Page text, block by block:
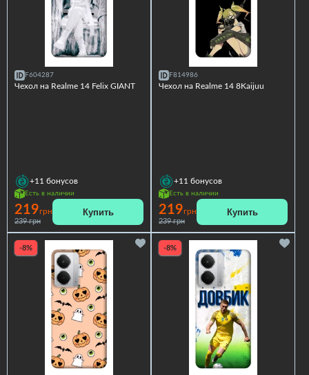
F604287
Чехол на Realme 14 Felix GIANT
+11 бонусов
Есть в наличии
219грн
239 грн
Купить
F814986
Чехол на Realme 14 8Kaijuu
+11 бонусов
Есть в наличии
219грн
239 грн
Купить
-8% -8%